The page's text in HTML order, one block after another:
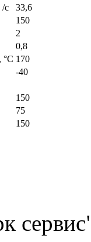
/с
33,6
150
2
0,8
°С 170
-40
150
75
150